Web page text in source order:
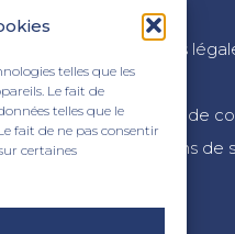
telles que les
Le fait de
telles que le
fait de ne pas consentir
certaines
Mentions
CGV
Politique de
Conditions